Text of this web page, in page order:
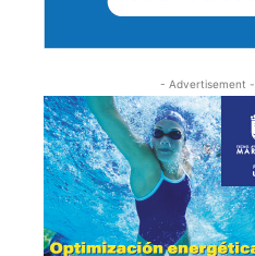
- Advertisement -